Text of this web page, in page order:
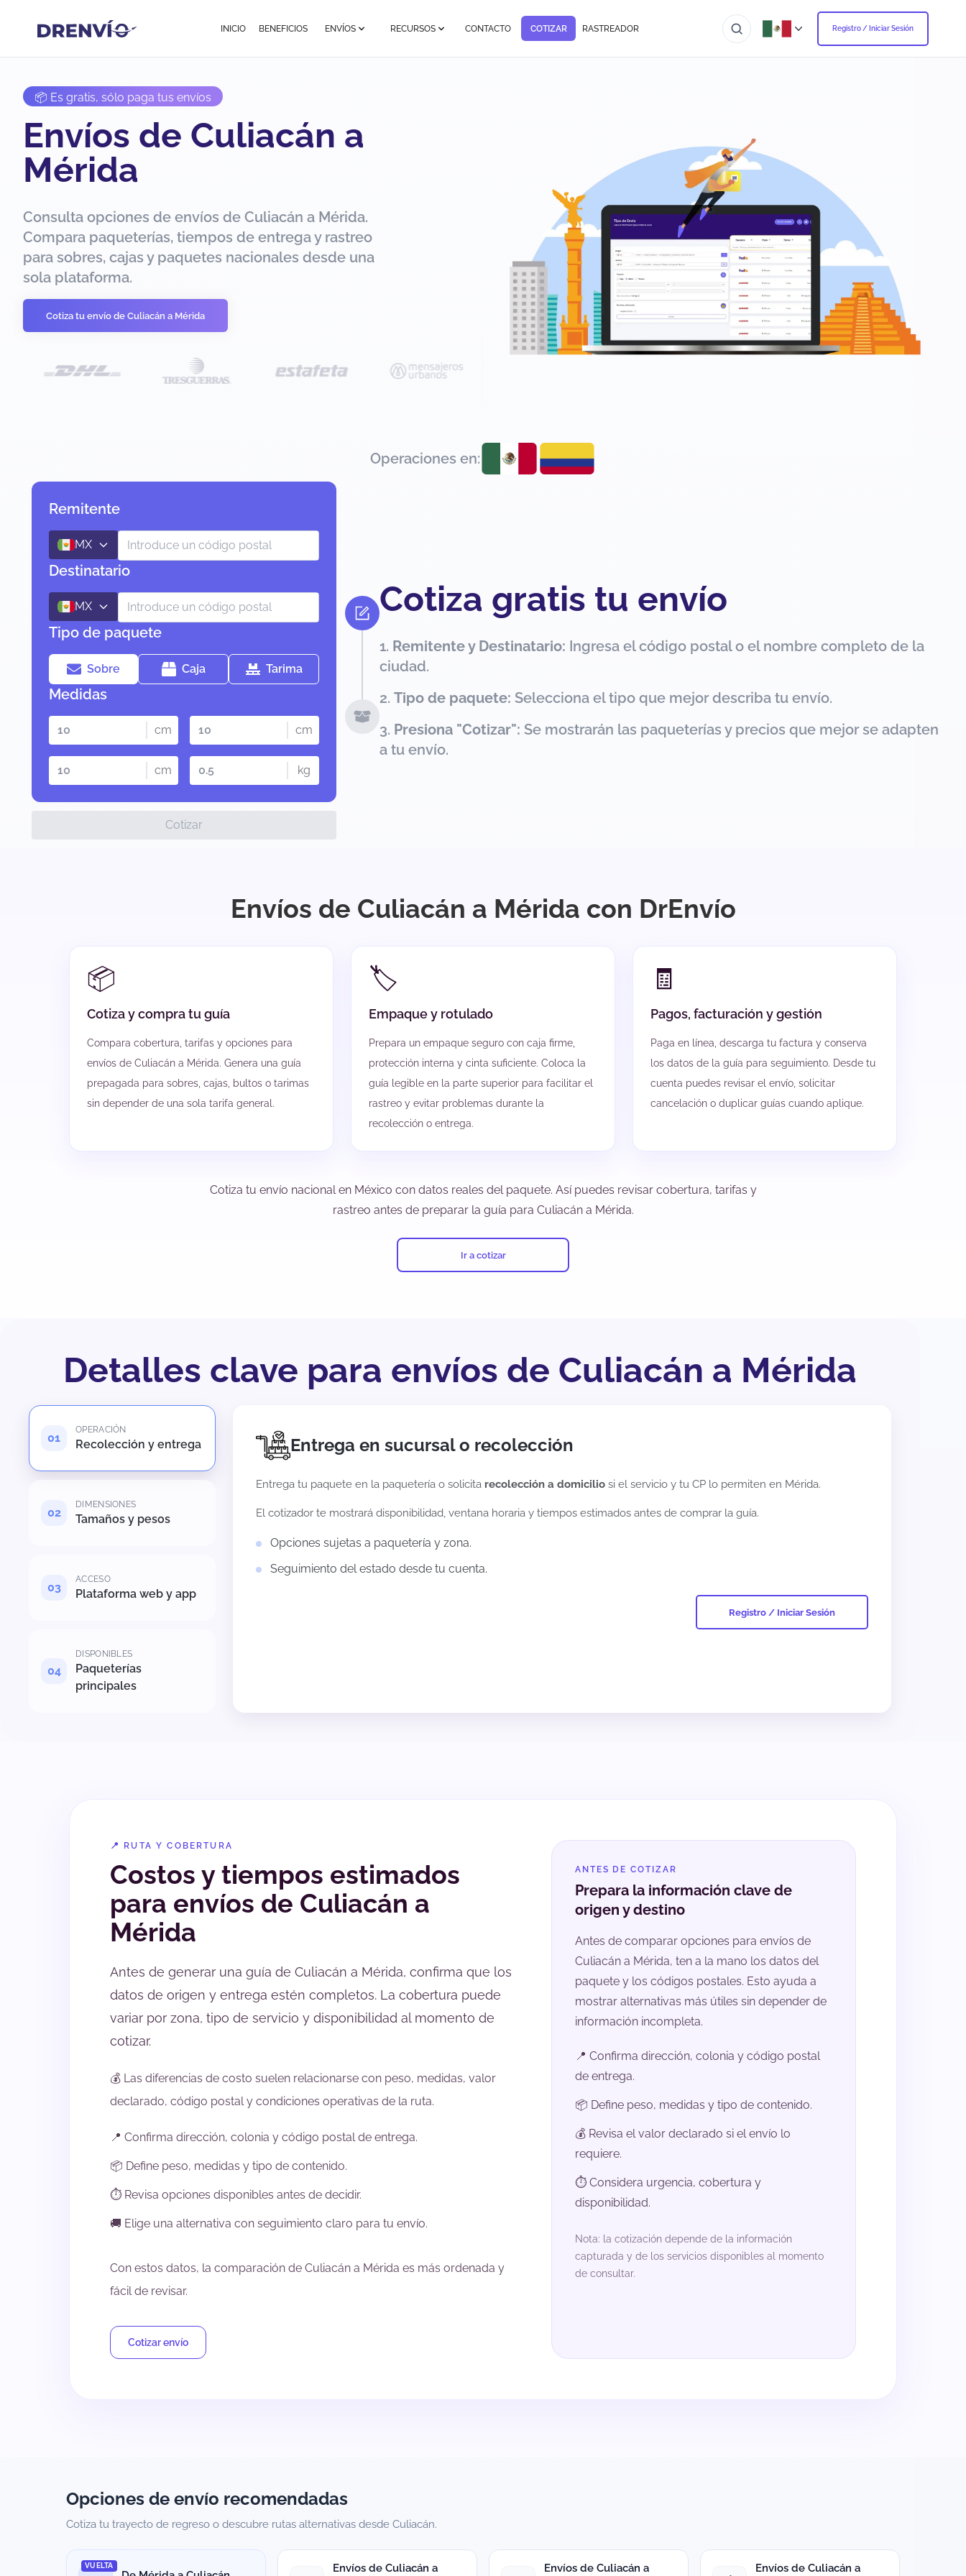
INICIO BENEFICIOS ENVÍOS RECURSOS CONTACTO COTIZAR RASTREADOR Registro / Iniciar Sesión
📦 Es gratis, sólo paga tus envíos
Envíos de Culiacán a
Mérida
Consulta opciones de envíos de Culiacán a Mérida.
Compara paqueterías, tiempos de entrega y rastreo
para sobres, cajas y paquetes nacionales desde una
sola plataforma.
Cotiza tu envío de Culiacán a Mérida
Operaciones en:
Remitente
MX
Destinatario
MX
Tipo de paquete
Sobre Caja Tarima
Medidas
cm cm
cm kg
Cotizar
Cotiza gratis tu envío
Remitente y Destinatario: Ingresa el código postal o el nombre completo de la
ciudad.
Tipo de paquete: Selecciona el tipo que mejor describa tu envío.
Presiona "Cotizar": Se mostrarán las paqueterías y precios que mejor se adapten
a tu envío.
Envíos de Culiacán a Mérida con DrEnvío
📦
Cotiza y compra tu guía
Compara cobertura, tarifas y opciones para
envíos de Culiacán a Mérida. Genera una guía
prepagada para sobres, cajas, bultos o tarimas
sin depender de una sola tarifa general.
🏷️
Empaque y rotulado
Prepara un empaque seguro con caja firme,
protección interna y cinta suficiente. Coloca la
guía legible en la parte superior para facilitar el
rastreo y evitar problemas durante la
recolección o entrega.
🧾
Pagos, facturación y gestión
Paga en línea, descarga tu factura y conserva
los datos de la guía para seguimiento. Desde tu
cuenta puedes revisar el envío, solicitar
cancelación o duplicar guías cuando aplique.
Cotiza tu envío nacional en México con datos reales del paquete. Así puedes revisar cobertura, tarifas y
rastreo antes de preparar la guía para Culiacán a Mérida.
Ir a cotizar
Detalles clave para envíos de Culiacán a Mérida
OPERACIÓN
Recolección y entrega
DIMENSIONES
Tamaños y pesos
ACCESO
Plataforma web y app
DISPONIBLES
Paqueterías
principales
Entrega en sucursal o recolección
Entrega tu paquete en la paquetería o solicita recolección a domicilio si el servicio y tu CP lo permiten en Mérida.
El cotizador te mostrará disponibilidad, ventana horaria y tiempos estimados antes de comprar la guía.
Opciones sujetas a paquetería y zona.
Seguimiento del estado desde tu cuenta.
Registro / Iniciar Sesión
📍 RUTA Y COBERTURA
Costos y tiempos estimados
para envíos de Culiacán a
Mérida
Antes de generar una guía de Culiacán a Mérida, confirma que los
datos de origen y entrega estén completos. La cobertura puede
variar por zona, tipo de servicio y disponibilidad al momento de
cotizar.
💰 Las diferencias de costo suelen relacionarse con peso, medidas, valor
declarado, código postal y condiciones operativas de la ruta.
📍 Confirma dirección, colonia y código postal de entrega.
📦 Define peso, medidas y tipo de contenido.
⏱️ Revisa opciones disponibles antes de decidir.
🚚 Elige una alternativa con seguimiento claro para tu envío.
Con estos datos, la comparación de Culiacán a Mérida es más ordenada y
fácil de revisar.
Cotizar envío
ANTES DE COTIZAR
Prepara la información clave de
origen y destino
Antes de comparar opciones para envíos de
Culiacán a Mérida, ten a la mano los datos del
paquete y los códigos postales. Esto ayuda a
mostrar alternativas más útiles sin depender de
información incompleta.
📍 Confirma dirección, colonia y código postal
de entrega.
📦 Define peso, medidas y tipo de contenido.
💰 Revisa el valor declarado si el envío lo
requiere.
⏱️ Considera urgencia, cobertura y
disponibilidad.
Nota: la cotización depende de la información
capturada y de los servicios disponibles al momento
de consultar.
Opciones de envío recomendadas
Cotiza tu trayecto de regreso o descubre rutas alternativas desde Culiacán.
VUELTA
Envíos de Culiacán a
Envíos de Culiacán a
Envíos de Culiacán a